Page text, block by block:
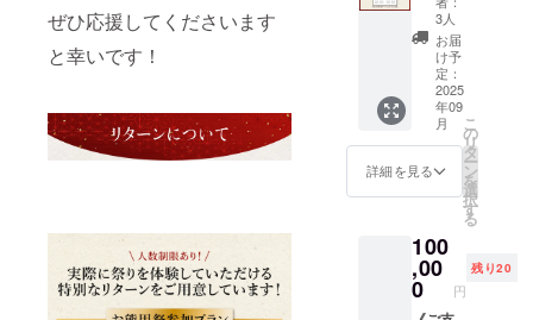
ぜひ応援してくださいます
と幸いです！
に添え
ない場
合は
メール
でご相
談しま
す。
の場所
にお送
りする
ことも
可能で
す。時
期と場
指定く
ださい
名・電
話番号
を備考
欄に必
せてい
ただき
ます）
※集合時
間と場
所、持
ち物な
ど詳細
は別途
詳細は
別途ご
連絡し
ます
（金）
17:00〜
20:00
お熊
甲祭
り：9月
20日
（土）
8:00〜
23日
（火・
祝）
8:00〜
げたあ
と、翌
年のお
祭りま
で中島
町お熊
甲祭神
社・社
務所に
年９月
まで）
※ご希望
のお名
博披露
時、9月
の祭り
で掲げ
るボー
ドにお
名前を
掲載い
たしま
す 【お
名前の
イズ】
3cmx1
0cm程
度 【掲
3人
お届
け予
定：
2025
年09
月
詳細を見る
こ
の
リ
タ
ー
ン
を
選
択
す
る
100
,00
0 円
残り20